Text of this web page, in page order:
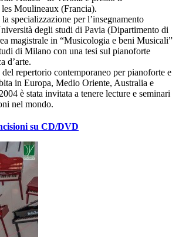
Moulineaux (Francia).
specializzazione per l’insegnamento
degli studi di Pavia (Dipartimento di
magistrale in “Musicologia e beni Musicali”
di Milano con una tesi sul pianoforte
d’arte.
repertorio contemporaneo per pianoforte e
in Europa, Medio Oriente, Australia e
è stata invitata a tenere lecture e seminari
nel mondo.
su CD/DVD